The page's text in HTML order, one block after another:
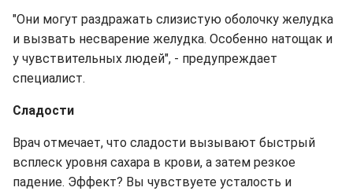
"Они могут раздражать слизистую оболочку желудка
и вызвать несварение желудка. Особенно натощак и
у чувствительных людей", - предупреждает
специалист.
Сладости
Врач отмечает, что сладости вызывают быстрый
всплеск уровня сахара в крови, а затем резкое
падение. Эффект? Вы чувствуете усталость и